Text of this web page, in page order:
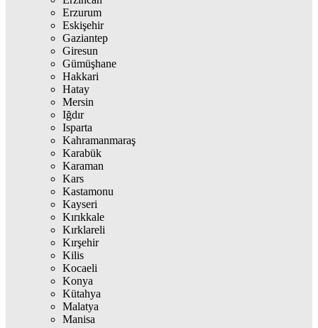
Erzurum
Eskişehir
Gaziantep
Giresun
Gümüşhane
Hakkari
Hatay
Mersin
Iğdır
Isparta
Kahramanmaraş
Karabük
Karaman
Kars
Kastamonu
Kayseri
Kırıkkale
Kırklareli
Kırşehir
Kilis
Kocaeli
Konya
Kütahya
Malatya
Manisa